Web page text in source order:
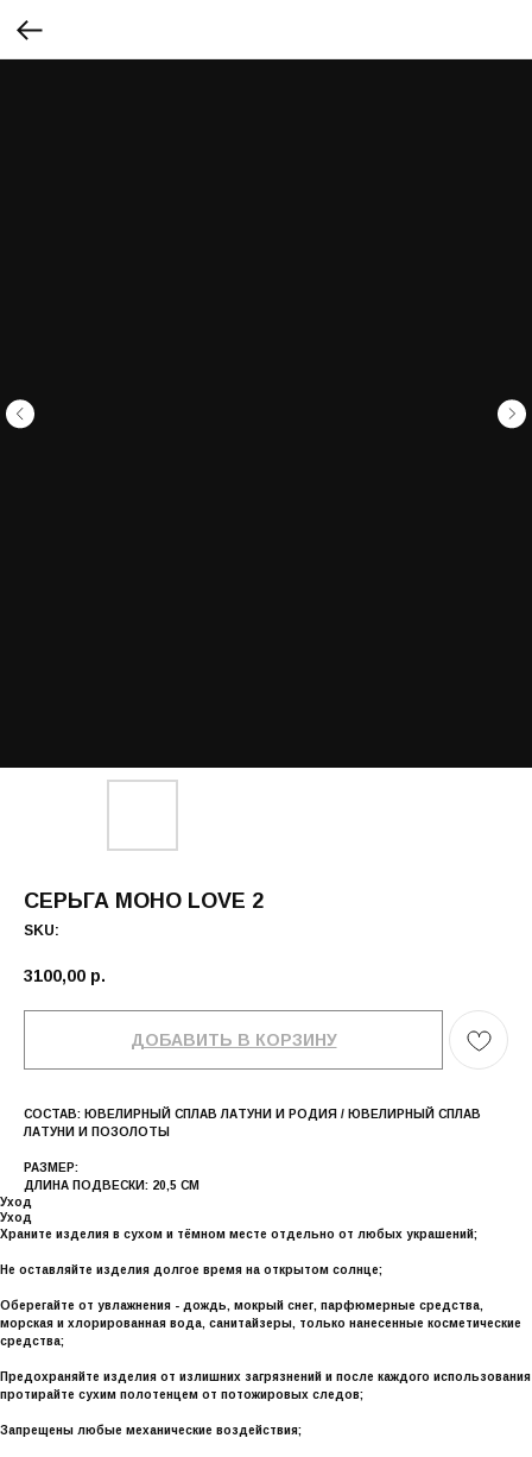
СЕРЬГА МОНО LOVE 2
SKU:
3100,00 р.
ДОБАВИТЬ В КОРЗИНУ
СОСТАВ: ЮВЕЛИРНЫЙ СПЛАВ ЛАТУНИ И РОДИЯ / ЮВЕЛИРНЫЙ СПЛАВ
ЛАТУНИ И ПОЗОЛОТЫ
РАЗМЕР:
ДЛИНА ПОДВЕСКИ: 20,5 СМ
Уход
Уход
Храните изделия в сухом и тёмном месте отдельно от любых украшений;
Не оставляйте изделия долгое время на открытом солнце;
Оберегайте от увлажнения - дождь, мокрый снег, парфюмерные средства,
морская и хлорированная вода, санитайзеры, только нанесенные косметические
средства;
Предохраняйте изделия от излишних загрязнений и после каждого использования
протирайте сухим полотенцем от потожировых следов;
Запрещены любые механические воздействия;